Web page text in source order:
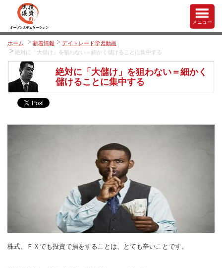
メニュー
ホーム 新着情報
デイトレード学習動画
絶対に「大儲け」を狙わない＝細かく儲けることに集中する
絶対に「大儲け」を狙わない＝細かく
儲けることに集中する
株式、ＦＸでも投資で損をすることは、とても辛いことです。